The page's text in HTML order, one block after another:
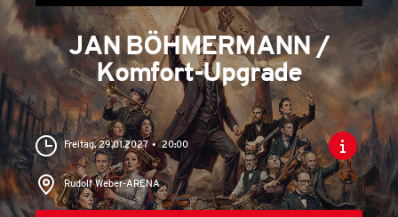
JAN BÖHMERMANN /
Komfort-Upgrade
Freitag, 29.01.2027 20:00
Rudolf Weber-ARENA